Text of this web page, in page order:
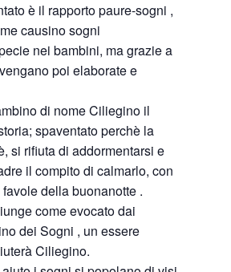
è il rapporto paure-sogni ,
causino sogni
nei bambini, ma grazie a
poi elaborate e
di nome Ciliegino il
spaventato perchè la
si rifiuta di addormentarsi e
il compito di calmarlo, con
della buonanotte .
come evocato dai
dei Sogni , un essere
Ciliegino.